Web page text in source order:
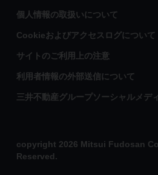
個人情報の取扱いについて
Cookieおよびアクセスログについて
サイトのご利用上の注意
利用者情報の外部送信について
三井不動産グループソーシャルメデ
copyright 2026 Mitsui Fudosan
Reserved.